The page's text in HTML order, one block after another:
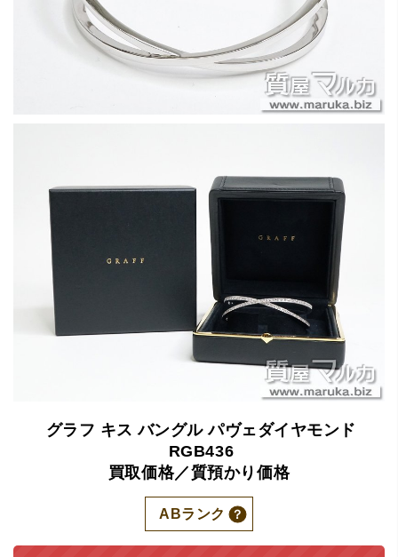
グラフ キス バングル パヴェダイヤモンド
RGB436
買取価格／質預かり価格
ABランク